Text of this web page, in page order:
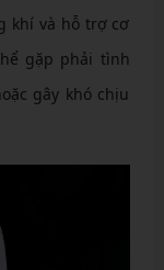
khí và hỗ trợ cơ
gặp phải tình
gây khó chịu